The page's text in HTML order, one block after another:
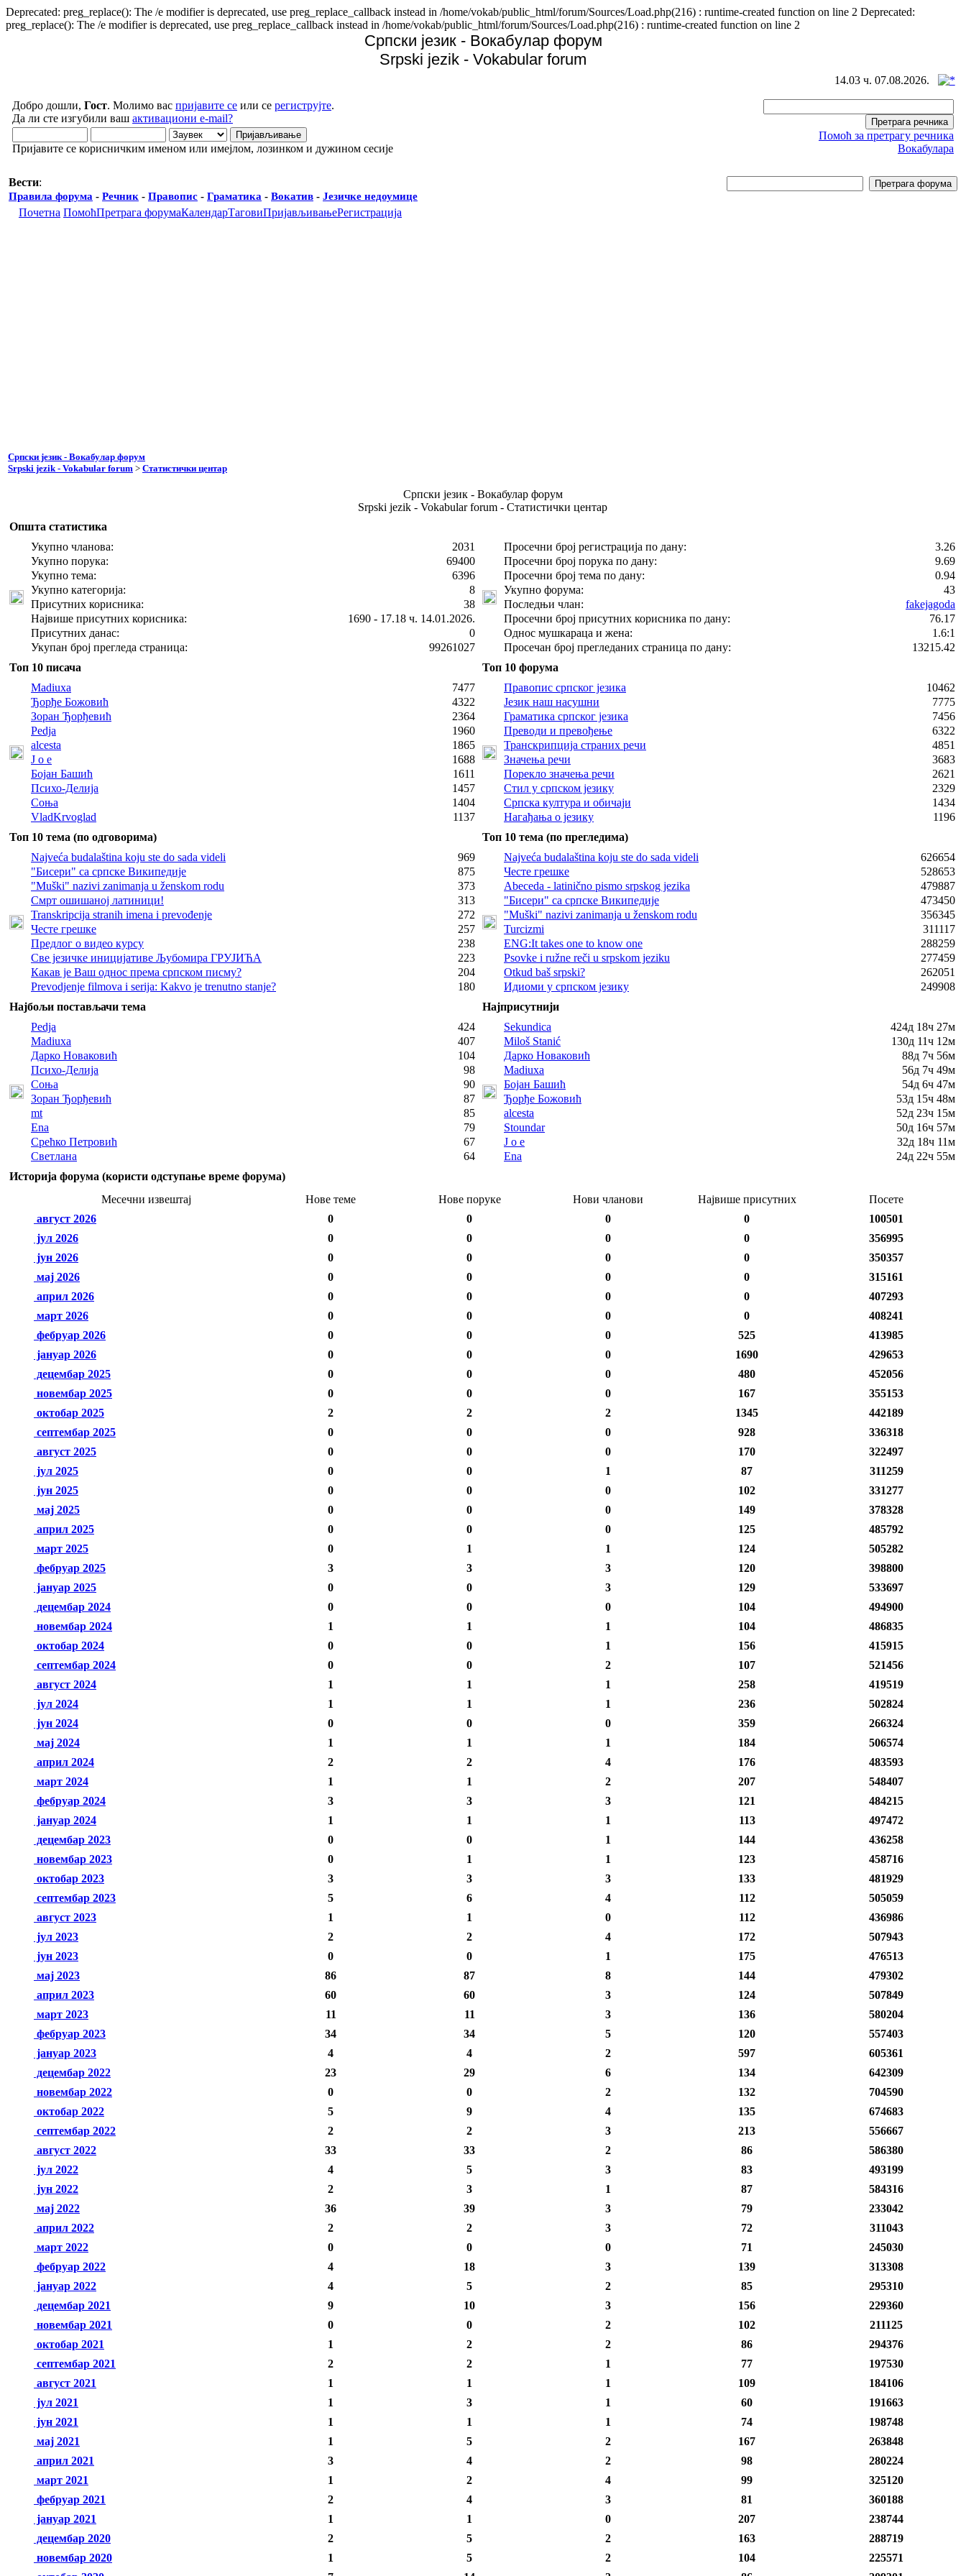
Deprecated: preg_replace(): The /e modifier is deprecated, use preg_replace_callback instead in /home/vokab/public_html/forum/Sources/Load.php(216) : runtime-created function on line 2 Deprecated:
preg_replace(): The /e modifier is deprecated, use preg_replace_callback instead in /home/vokab/public_html/forum/Sources/Load.php(216) : runtime-created function on line 2
Српски језик - Вокабулар форум
Srpski jezik - Vokabular forum
14.03 ч. 07.08.2026.
Добро дошли, Гост. Молимо вас пријавите се или се региструјте.
Да ли сте изгубили ваш активациони e-mail?
Пријавите се корисничким именом или имејлом, лозинком и дужином сесије
Помоћ за претрагу речника
Вокабулара
Вести:
Правила форума - Речник - Правопис - Граматика - Вокатив - Језичке недоумице
Почетна ПомоћПретрага форумаКалендарТаговиПријављивањеРегистрација
Српски језик - Вокабулар форум
Srpski jezik - Vokabular forum > Статистички центар
Српски језик - Вокабулар форум
Srpski jezik - Vokabular forum - Статистички центар
Општа статистика
Укупно чланова:
2031
Укупно порука:
69400
Укупно тема:
6396
Укупно категорија:
8
Присутних корисника:
38
Највише присутних корисника:
1690 - 17.18 ч. 14.01.2026.
Присутних данас:
0
Укупан број прегледа страница:
99261027
Просечни број регистрација по дану:
3.26
Просечни број порука по дану:
9.69
Просечни број тема по дану:
0.94
Укупно форума:
43
Последњи члан:
fakejagoda
Просечни број присутних корисника по дану:
76.17
Однос мушкараца и жена:
1.6:1
Просечан број прегледаних страница по дану:
13215.42
Топ 10 писача
Топ 10 форума
Madiuxa
7477
Ђорђе Божовић
4322
Зоран Ђорђевић
2364
Pedja
1960
alcesta
1865
J o e
1688
Бојан Башић
1611
Психо-Делија
1457
Соња
1404
VladKrvoglad
1137
Правопис српског језика
10462
Језик наш насушни
7775
Граматика српског језика
7456
Преводи и превођење
6322
Транскрипција страних речи
4851
Значења речи
3683
Порекло значења речи
2621
Стил у српском језику
2329
Српска култура и обичаји
1434
Нагађања о језику
1196
Топ 10 тема (по одговорима)
Топ 10 тема (по прегледима)
Najveća budalaština koju ste do sada videli
969
"Бисери" са српске Википедије
875
"Muški" nazivi zanimanja u ženskom rodu
373
Смрт ошишаној латиници!
313
Transkripcija stranih imena i prevođenje
272
Честе грешке
257
Предлог о видео курсу
238
Све језичке иницијативе Љубомира ГРУЈИЋА
223
Какав је Ваш однос према српском писму?
204
Prevodjenje filmova i serija: Kakvo je trenutno stanje?
180
Najveća budalaština koju ste do sada videli
626654
Честе грешке
528653
Abeceda - latinično pismo srpskog jezika
479887
"Бисери" са српске Википедије
473450
"Muški" nazivi zanimanja u ženskom rodu
356345
Turcizmi
311117
ENG:It takes one to know one
288259
Psovke i ružne reči u srpskom jeziku
277459
Otkud baš srpski?
262051
Идиоми у српском језику
249908
Најбољи постављачи тема
Најприсутнији
Pedja
424
Madiuxa
407
Дарко Новаковић
104
Психо-Делија
98
Соња
90
Зоран Ђорђевић
87
mt
85
Ena
79
Срећко Петровић
67
Светлана
64
Sekundica
424д 18ч 27м
Miloš Stanić
130д 11ч 12м
Дарко Новаковић
88д 7ч 56м
Madiuxa
56д 7ч 49м
Бојан Башић
54д 6ч 47м
Ђорђе Божовић
53д 15ч 48м
alcesta
52д 23ч 15м
Stoundar
50д 16ч 57м
J o e
32д 18ч 11м
Ena
24д 22ч 55м
Историја форума (користи одступање време форума)
Месечни извештај
Нове теме Нове поруке Нови чланови Највише присутних
Посете
август 2026
0 0 0 0
100501
јул 2026
0 0 0 0
356995
јун 2026
0 0 0 0
350357
мај 2026
0 0 0 0
315161
април 2026
0 0 0 0
407293
март 2026
0 0 0 0
408241
фебруар 2026
0 0 0 525
413985
јануар 2026
0 0 0 1690
429653
децембар 2025
0 0 0 480
452056
новембар 2025
0 0 0 167
355153
октобар 2025
2 2 2 1345
442189
септембар 2025
0 0 0 928
336318
август 2025
0 0 0 170
322497
јул 2025
0 0 1 87
311259
јун 2025
0 0 0 102
331277
мај 2025
0 0 0 149
378328
април 2025
0 0 0 125
485792
март 2025
0 1 1 124
505282
фебруар 2025
3 3 3 120
398800
јануар 2025
0 0 3 129
533697
децембар 2024
0 0 0 104
494900
новембар 2024
1 1 1 104
486835
октобар 2024
0 0 1 156
415915
септембар 2024
0 0 2 107
521456
август 2024
1 1 1 258
419519
јул 2024
1 1 1 236
502824
јун 2024
0 0 0 359
266324
мај 2024
1 1 1 184
506574
април 2024
2 2 4 176
483593
март 2024
1 1 2 207
548407
фебруар 2024
3 3 3 121
484215
јануар 2024
1 1 1 113
497472
децембар 2023
0 0 1 144
436258
новембар 2023
0 1 1 123
458716
октобар 2023
3 3 3 133
481929
септембар 2023
5 6 4 112
505059
август 2023
1 1 0 112
436986
јул 2023
2 2 4 172
507943
јун 2023
0 0 1 175
476513
мај 2023
86 87 8 144
479302
април 2023
60 60 3 124
507849
март 2023
11 11 3 136
580204
фебруар 2023
34 34 5 120
557403
јануар 2023
4 4 2 597
605361
децембар 2022
23 29 6 134
642309
новембар 2022
0 0 2 132
704590
октобар 2022
5 9 4 135
674683
септембар 2022
2 2 3 213
556667
август 2022
33 33 2 86
586380
јул 2022
4 5 3 83
493199
јун 2022
2 3 1 87
584316
мај 2022
36 39 3 79
233042
април 2022
2 2 3 72
311043
март 2022
0 0 0 71
245030
фебруар 2022
4 18 3 139
313308
јануар 2022
4 5 2 85
295310
децембар 2021
9 10 3 156
229360
новембар 2021
0 0 2 102
211125
октобар 2021
1 2 2 86
294376
септембар 2021
2 2 1 77
197530
август 2021
1 1 1 109
184106
јул 2021
1 3 1 60
191663
јун 2021
1 1 1 74
198748
мај 2021
1 5 2 167
263848
април 2021
3 4 2 98
280224
март 2021
1 2 4 99
325120
фебруар 2021
2 4 3 81
360188
јануар 2021
1 1 0 207
238744
децембар 2020
2 5 2 163
288719
новембар 2020
1 5 2 104
225571